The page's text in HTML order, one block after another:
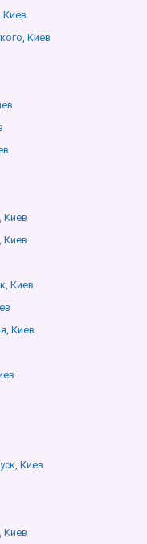
Киев
Киев
Киев
Киев
Киев
Киев
Киев
Киев